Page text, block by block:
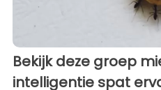
Bekijk deze groep
intelligentie spat